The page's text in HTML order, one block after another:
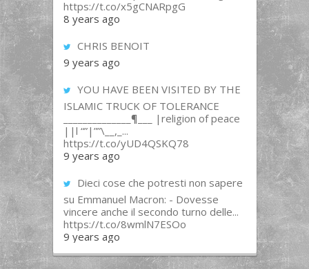
https://t.co/x5gCNARpgG
8 years ago
CHRIS BENOIT
9 years ago
YOU HAVE BEEN VISITED BY THE
ISLAMIC TRUCK OF TOLERANCE
______________¶___ |religion of peace
||l “”|””\__,_...
https://t.co/yUD4QSKQ78
9 years ago
Dieci cose che potresti non sapere
su Emmanuel Macron: - Dovesse
vincere anche il secondo turno delle...
https://t.co/8wmlN7ESOo
9 years ago